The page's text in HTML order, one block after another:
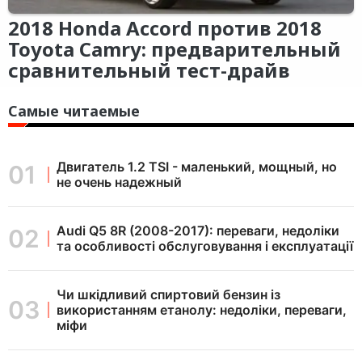
2018 Honda Accord против 2018
Toyota Camry: предварительный
сравнительный тест-драйв
Самые читаемые
Двигатель 1.2 TSI - маленький, мощный, но
не очень надежный
Audi Q5 8R (2008-2017): переваги, недоліки
та особливості обслуговування і експлуатації
Чи шкідливий спиртовий бензин із
використанням етанолу: недоліки, переваги,
міфи